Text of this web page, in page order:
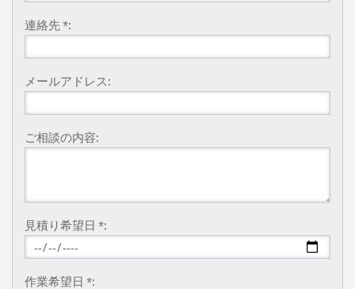
連絡先 *:
メールアドレス:
ご相談の内容:
見積り希望日 *:
作業希望日 *: